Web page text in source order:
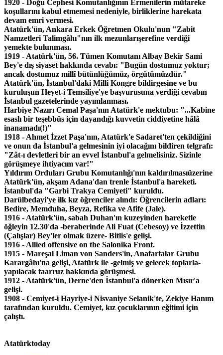
1920 - Doğu Cephesi Komutanlığının Ermenilerin mütareke
koşullarını kabul etmemesi nedeniyle, birliklerine harekata
devam emri vermesi.
Atatürk'ün, Ankara Erkek Öğretmen Okulu'nun "Zabit
Namzetleri Talimgâhı"nın ilk mezunlarışerefine verdiği
yemekte bulunması.
1919 - Atatürk'ün, 56. Tümen Komutanı Albay Bekir Sami
Bey'e dış siyaset hakkında cevabı: "Bugün dostumuz yoktur;
ancak dostumuz millî bütünlüğümüz, örgütümüzdür."
Atatürk'ün, İstanbul'daki Milli Kongre bildirgesine ve bu
kuruluşun Heyet-i Temsiliye'ye başvurusuna verdiği cevabın
İstanbul gazetelerinde yayımlanması.
Harbiye Nazırı Cemal Paşa'nın Atatürk'e mektubu: "...Kabine
esaslı bir teşebbüs için dayandığı kuvvetin ciddiyetine hâlâ
inanamadı(!)"
1918 - Ahmet İzzet Paşa'nın, Atatürk'e Sadaret'ten çekildiğini
ve onun da İstanbul'a gelmesinin iyi olacağını bildiren telgrafı:
"Zât-ı devletleri bir an evvel İstanbul'a gelmelisiniz. Sizinle
görüşmeye ihtiyacım var!"
Yıldırım Orduları Grubu Komutanlığı'nın kaldırılmasıüzerine
Atatürk'ün, akşam Adana'dan trenle İstanbul'a hareketi.
İstanbul'da "Garbi Trakya Cemiyeti" kuruldu.
Darülbedayi'ye ilk kız öğrenciler alındı: Öğrencilerin adları:
Bedire, Memduha, Beyza, Refika ve Afife (Jale).
1916 - Atatürk'ün, sabah Duhan'ın kuzeyinden hareketle
öğleyin 12.30'da -beraberinde Ali Fuat (Cebesoy) ve İzzettin
(Çalışlar) Bey'ler olmak üzere- Bitlis'e gelişi.
1916 - Allied offensive on the Salonika Front.
1915 - Mareşal Liman von Sanders'in, Anafartalar Grubu
Karargâhı'na gelişi, Atatürk ile -gelmiş ve gelecek toplarla-
yapılacak taarruz hakkında görüşmesi.
1912 - Atatürk'ün, Derne'den İstanbul'a dönerken Mısır'a
gelişi.
1908 - Cemiyet-i Hayriye-i Nisvaniye Selanik'te, Zekiye Hanım
tarafından kuruldu. Cemiyet, kız çocuklarının eğitimi için
çalıştı.
Atatürktoday